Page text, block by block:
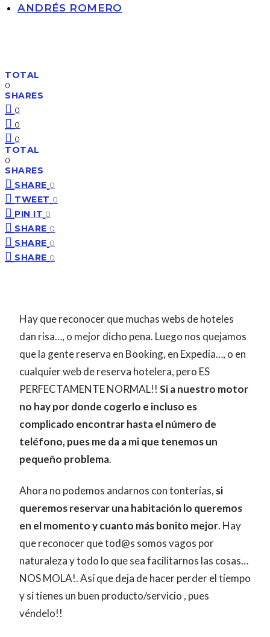
ANDRÉS ROMERO
TOTAL
0
SHARES
0
0
0
TOTAL
0
SHARES
SHARE 0
TWEET 0
PIN IT 0
SHARE 0
SHARE 0
SHARE 0
Hay que reconocer que muchas webs de hoteles
dan risa…, o mejor dicho pena. Luego nos quejamos
que la gente reserva en Booking, en Expedia…, o en
cualquier web de reserva hotelera, pero ES
PERFECTAMENTE NORMAL!! Si a nuestro motor
no hay por donde cogerlo e incluso es
complicado encontrar hasta el número de
teléfono, pues me da a mi que tenemos un
pequeño problema.
Ahora no podemos andarnos con tonterías, si
queremos reservar una habitación lo queremos
en el momento y cuanto más bonito mejor. Hay
que reconocer que tod@s somos vagos por
naturaleza y todo lo que sea facilitarnos las cosas…
NOS MOLA!. Así que deja de hacer perder el tiempo
y si tienes un buen producto/servicio , pues
véndelo!!